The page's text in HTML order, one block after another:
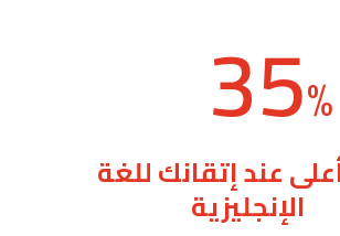
35%
عند إتقانك للغة
الإنجليزية